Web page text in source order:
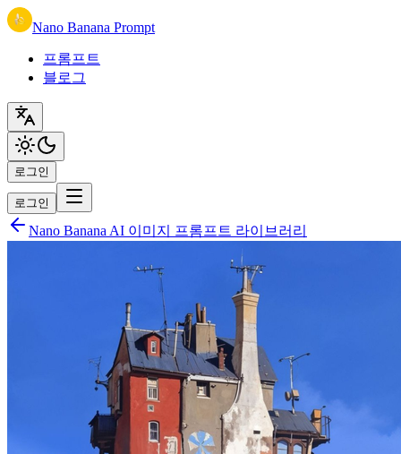
Nano Banana Prompt
프롬프트
블로그
로그인
로그인
Nano Banana AI 이미지 프롬프트 라이브러리